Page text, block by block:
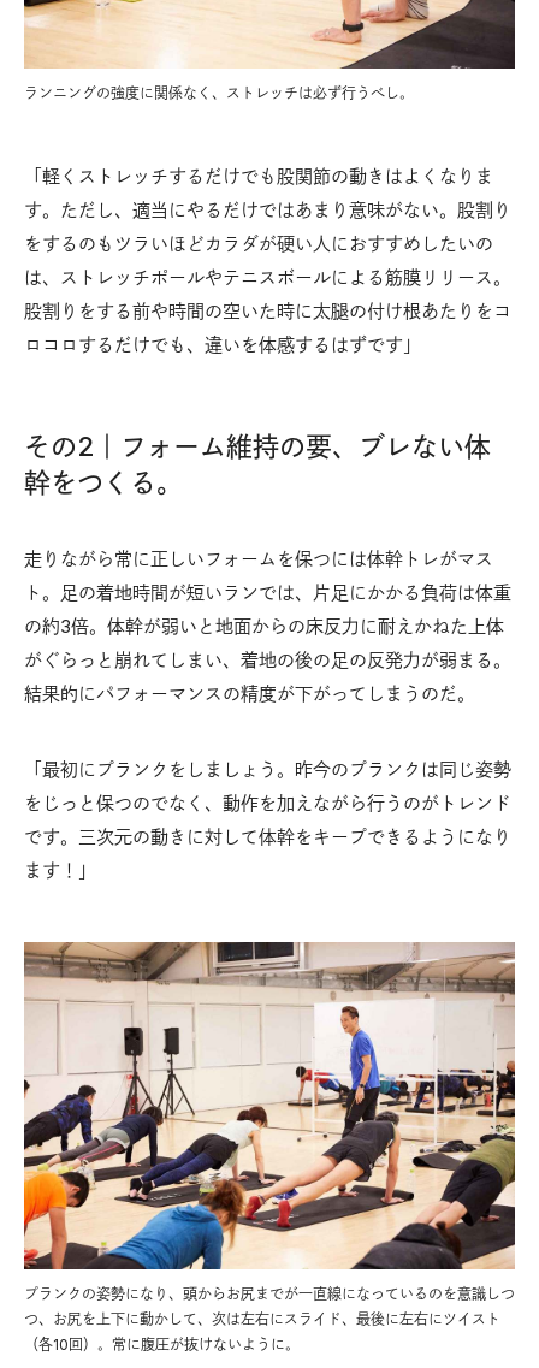
ランニングの強度に関係なく、ストレッチは必ず行うべし。
「軽くストレッチするだけでも股関節の動きはよくなりま
す。ただし、適当にやるだけではあまり意味がない。股割り
をするのもツラいほどカラダが硬い人におすすめしたいの
は、ストレッチポールやテニスボールによる筋膜リリース。
股割りをする前や時間の空いた時に太腿の付け根あたりをコ
ロコロするだけでも、違いを体感するはずです」
その2｜フォーム維持の要、ブレない体
幹をつくる。
走りながら常に正しいフォームを保つには体幹トレがマス
ト。足の着地時間が短いランでは、片足にかかる負荷は体重
の約3倍。体幹が弱いと地面からの床反力に耐えかねた上体
がぐらっと崩れてしまい、着地の後の足の反発力が弱まる。
結果的にパフォーマンスの精度が下がってしまうのだ。
「最初にプランクをしましょう。昨今のプランクは同じ姿勢
をじっと保つのでなく、動作を加えながら行うのがトレンド
です。三次元の動きに対して体幹をキープできるようになり
ます！」
プランクの姿勢になり、頭からお尻までが一直線になっているのを意識しつ
つ、お尻を上下に動かして、次は左右にスライド、最後に左右にツイスト
（各10回）。常に腹圧が抜けないように。